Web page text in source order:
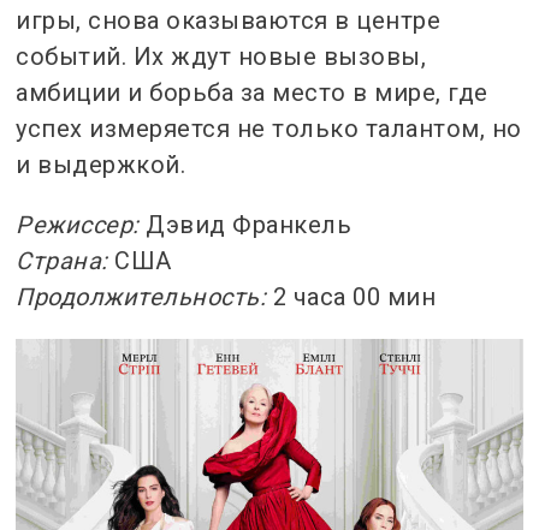
игры, снова оказываются в центре
событий. Их ждут новые вызовы,
амбиции и борьба за место в мире, где
успех измеряется не только талантом, но
и выдержкой.
Режиссер:Дэвид Франкель
Страна:США
Продолжительность:2 часа 00 мин